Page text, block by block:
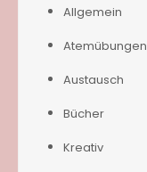
Allgemein
Atemübungen
Austausch
Bücher
Kreativ